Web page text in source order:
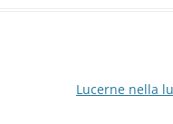
Lucerne nella